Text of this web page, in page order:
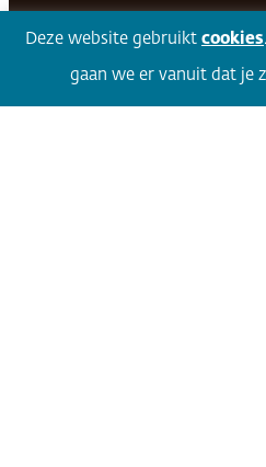
Deze website gebruikt cookies
gaan we er vanuit dat je